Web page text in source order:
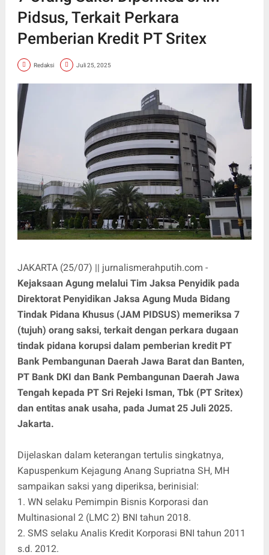
Pidsus, Terkait Perkara
Pemberian Kredit PT Sritex
Redaksi Juli 25, 2025
JAKARTA (25/07) || jurnalismerahputih.com -
Kejaksaan Agung melalui Tim Jaksa Penyidik pada
Direktorat Penyidikan Jaksa Agung Muda Bidang
Tindak Pidana Khusus (JAM PIDSUS) memeriksa 7
(tujuh) orang saksi, terkait dengan perkara dugaan
tindak pidana korupsi dalam pemberian kredit PT
Bank Pembangunan Daerah Jawa Barat dan Banten,
PT Bank DKI dan Bank Pembangunan Daerah Jawa
Tengah kepada PT Sri Rejeki Isman, Tbk (PT Sritex)
dan entitas anak usaha, pada Jumat 25 Juli 2025.
Jakarta.
Dijelaskan dalam keterangan tertulis singkatnya,
Kapuspenkum Kejagung Anang Supriatna SH, MH
sampaikan saksi yang diperiksa, berinisial:
1. WN selaku Pemimpin Bisnis Korporasi dan
Multinasional 2 (LMC 2) BNI tahun 2018.
2. SMS selaku Analis Kredit Korporasi BNI tahun 2011
s.d. 2012.